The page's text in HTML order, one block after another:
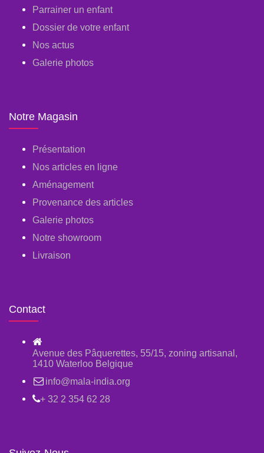
Parrainer un enfant
Dossier de votre enfant
Nos actus
Galerie photos
Notre Magasin
Présentation
Nos articles en ligne
Aménagement
Provenance des articles
Galerie photos
Notre showroom
Livraison
Contact
Avenue des Pâquerettes, 55/15, zoning artisanal,
1410 Waterloo Belgique
info@mala-india.org
+ 32 2 354 62 28